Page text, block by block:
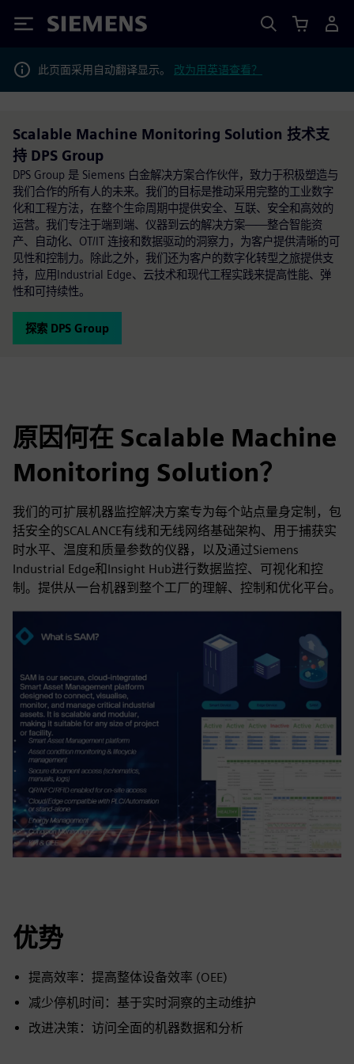
Siemens
此页面采用自动翻译显示。 改为用英语查看？
Scalable Machine Monitoring Solution 技术支
持 DPS Group
DPS Group 是 Siemens 白金解决方案合作伙伴，致力于积极塑造与
我们合作的所有人的未来。我们的目标是推动采用完整的工业数字
化和工程方法，在整个生命周期中提供安全、互联、安全和高效的
运营。我们专注于端到端、仪器到云的解决方案——整合智能资
产、自动化、OT/IT 连接和数据驱动的洞察力，为客户提供清晰的可
见性和控制力。除此之外，我们还为客户的数字化转型之旅提供支
持，应用Industrial Edge、云技术和现代工程实践来提高性能、弹
性和可持续性。
探索 DPS Group
原因何在 Scalable Machine
Monitoring Solution？
我们的可扩展机器监控解决方案专为每个站点量身定制，包
括安全的SCALANCE有线和无线网络基础架构、用于捕获实
时水平、温度和质量参数的仪器，以及通过Siemens
Industrial Edge和Insight Hub进行数据监控、可视化和控
制。提供从一台机器到整个工厂的理解、控制和优化平台。
优势
提高效率：提高整体设备效率 (OEE)
减少停机时间：基于实时洞察的主动维护
改进决策：访问全面的机器数据和分析